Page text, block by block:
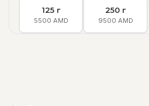
125 г
5500 AMD
250 г
9500 AMD